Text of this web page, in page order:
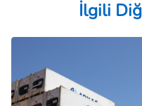
İlgili